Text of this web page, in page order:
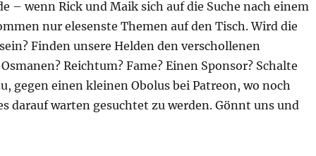
– wenn Rick und Maik sich auf die Suche nach einem
nur elesenste Themen auf den Tisch. Wird die
Finden unsere Helden den verschollenen
Reichtum? Fame? Einen Sponsor? Schalte
gegen einen kleinen Obolus bei Patreon, wo noch
darauf warten gesuchtet zu werden. Gönnt uns und